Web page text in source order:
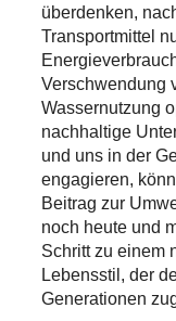
überdenken,
Transportmittel
Verschwendung
Wassernutzung
nachhaltige
und uns in der
engagieren,
Beitrag zur
noch heute und
Schritt zu einem
Lebensstil, der
Generationen